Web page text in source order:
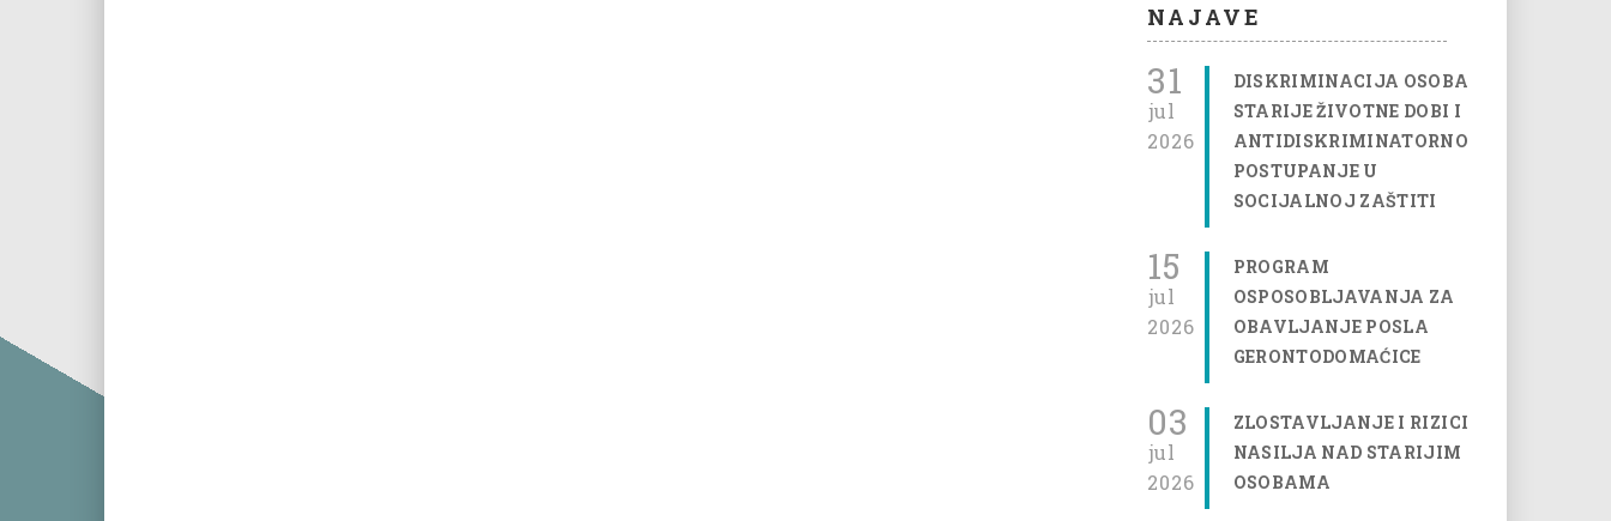
NAJAVE
31
jul
2026
DISKRIMINACIJA OSOBA
STARIJE ŽIVOTNE DOBI I
ANTIDISKRIMINATORNO
POSTUPANJE U
SOCIJALNOJ ZAŠTITI
15
jul
2026
PROGRAM
OSPOSOBLJAVANJA ZA
OBAVLJANJE POSLA
GERONTODOMAĆICE
03
jul
2026
ZLOSTAVLJANJE I RIZICI
NASILJA NAD STARIJIM
OSOBAMA